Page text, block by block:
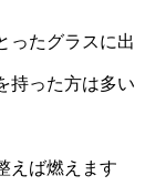
ったグラスに出
持った方は多い
えば燃えます